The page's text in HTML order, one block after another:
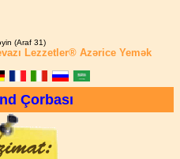
(Araf 31)
Lezzetler® Azərice Yemək
Çorbası